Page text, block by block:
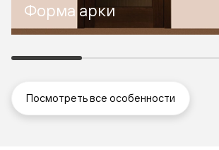
Форма арки
Посмотреть все особенности